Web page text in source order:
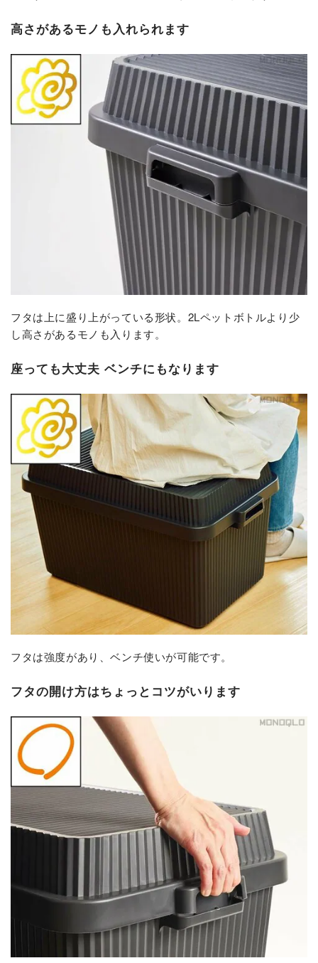
高さがあるモノも入れられます
フタは上に盛り上がっている形状。2Lペットボトルより少
し高さがあるモノも入ります。
座っても大丈夫 ベンチにもなります
フタは強度があり、ベンチ使いが可能です。
フタの開け方はちょっとコツがいります